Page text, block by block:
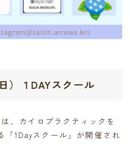
）１DAYスクール
、カイロプラクティックを
「1Dayスクール」が開催され